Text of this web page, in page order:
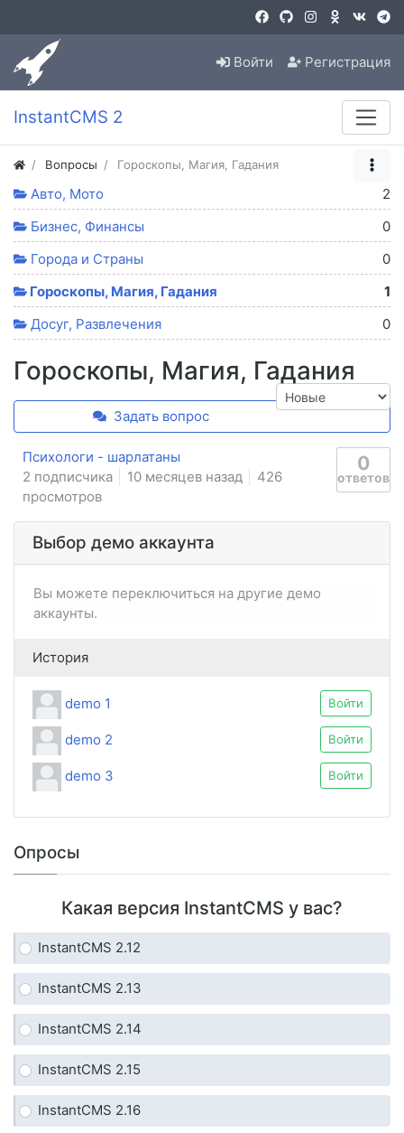
Войти Регистрация
InstantCMS 2
Вопросы Гороскопы, Магия, Гадания
Авто, Мото
2
Бизнес, Финансы
0
Города и Страны
0
Гороскопы, Магия, Гадания
1
Досуг, Развлечения
0
Гороскопы, Магия, Гадания
Задать вопрос
Психологи - шарлатаны
2 подписчика
10 месяцев назад
426
просмотров
0
ответов
Выбор демо аккаунта
Вы можете переключиться на другие демо
аккаунты.
История
demo 1 Войти
demo 2 Войти
demo 3 Войти
Опросы
Какая версия InstantCMS у вас?
InstantCMS 2.12
InstantCMS 2.13
InstantCMS 2.14
InstantCMS 2.15
InstantCMS 2.16